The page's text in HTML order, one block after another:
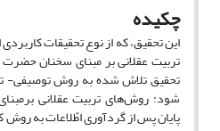
چکیده
این تحقیق، که از نوع تحقیقات
تحقیق تلاش شده به روش توصیفی-
شود: روش‌های تربیت عقلانی
پایان پس از گردآوری اطّلاعات به روش